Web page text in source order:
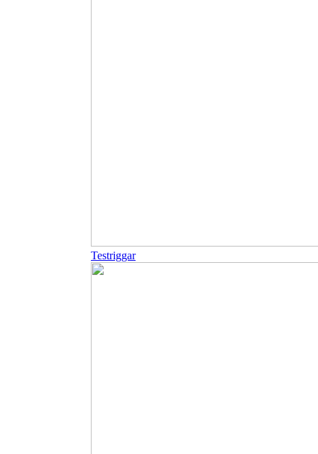
Testriggar